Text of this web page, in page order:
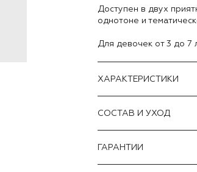
Доступен в двух
однотоне и
Для девочек от 3 до 7
ХАРАКТЕРИСТИКИ
CОСТАВ И УХОД
ГАРАНТИИ